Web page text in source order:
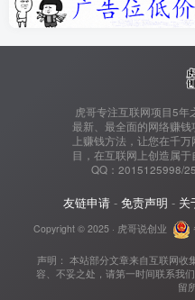
虎哥专注互联网项目5年
最新、最全面的网络赚
上赚钱方法，让您在千
目，在互联网上创造属
QQ：2015125998/
友链申请 - 免责声明 - 关
Copyright © 2025 · 虎哥说创业
声明： 本站部分文章来自互联网收
容、不妥之处，请第一时间联系我
留